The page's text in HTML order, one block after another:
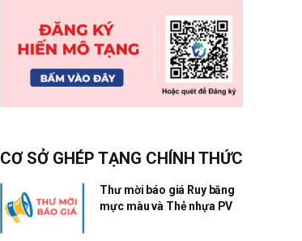
CƠ SỞ GHÉP TẠNG CHÍNH THỨC
Thư mời báo giá Ruy băng
mực màu và Thẻ nhựa PV